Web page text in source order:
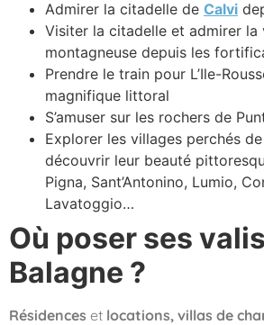
Admirer la citadelle de Calvi
Visiter la citadelle et admirer la
montagneuse depuis les
Prendre le train pour L’Ile-
magnifique littoral
S’amuser sur les rochers de
Explorer les villages perchés
découvrir leur beauté
Pigna, Sant’Antonino, Lumio,
Lavatoggio…
Où poser ses
Balagne ?
Résidences et locations, villas de